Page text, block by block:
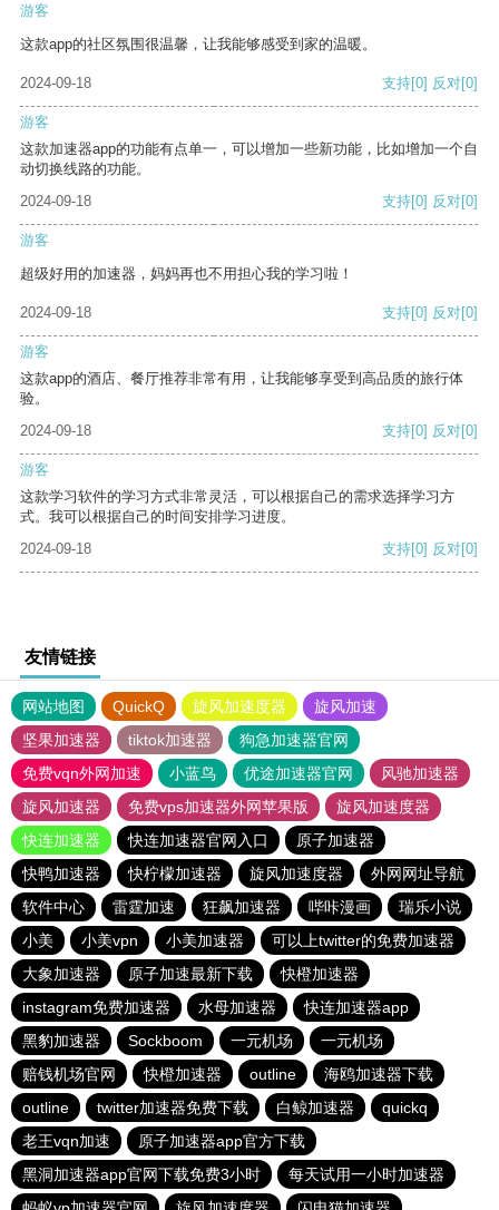
游客
这款app的社区氛围很温馨，让我能够感受到家的温暖。
2024-09-18 支持[0] 反对[0]
游客
这款加速器app的功能有点单一，可以增加一些新功能，比如增加一个自
动切换线路的功能。
2024-09-18
支持[0] 反对[0]
游客
超级好用的加速器，妈妈再也不用担心我的学习啦！
2024-09-18 支持[0] 反对[0]
游客
这款app的酒店、餐厅推荐非常有用，让我能够享受到高品质的旅行体
验。
2024-09-18
支持[0] 反对[0]
游客
这款学习软件的学习方式非常灵活，可以根据自己的需求选择学习方
式。我可以根据自己的时间安排学习进度。
2024-09-18
支持[0] 反对[0]
友情链接
网站地图 QuickQ 旋风加速度器
旋风加速
坚果加速器
tiktok加速器
狗急加速器官网
免费vqn外网加速
小蓝鸟 优途加速器官网
风驰加速器
旋风加速器
免费vps加速器外网苹果版
旋风加速度器
快连加速器
快连加速器官网入口
原子加速器
快鸭加速器
快柠檬加速器 旋风加速度器
外网网址导航
软件中心
雷霆加速 狂飙加速器 哔咔漫画
瑞乐小说
小美
小美vpn 小美加速器
可以上twitter的免费加速器
大象加速器
原子加速最新下载
快橙加速器
instagram免费加速器
水母加速器
快连加速器app
黑豹加速器
Sockboom 一元机场
一元机场
赔钱机场官网
快橙加速器 outline
海鸥加速器下载
outline
twitter加速器免费下载 白鲸加速器
quickq
老王vqn加速
原子加速器app官方下载
黑洞加速器app官网下载免费3小时
每天试用一小时加速器